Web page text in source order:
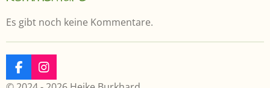
Es gibt noch keine Kommentare.
F
a
I
n